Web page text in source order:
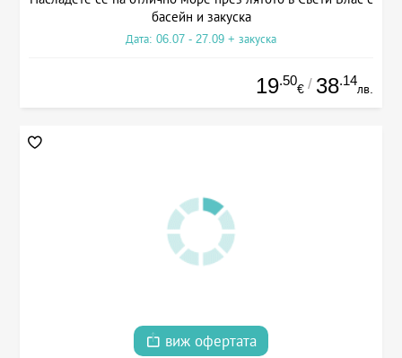
басейн и закуска
Дата: 06.07 - 27.09 + закуска
19.50
€ / 38.14
лв.
виж офертата